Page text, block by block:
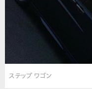
ステップ ワゴン